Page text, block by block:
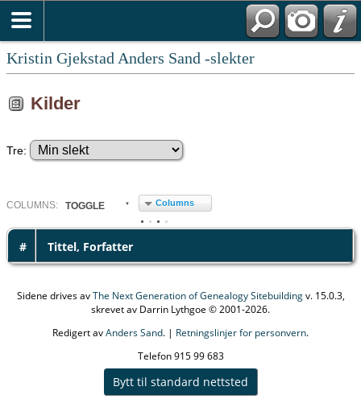
Kristin Gjekstad Anders Sand -slekter
Kilder
Tre:
COLUMN S: TOGGLE Columns
# Tittel, Forfatter
Sidene drives avThe Next Generation of Genealogy Sitebuildingv. 15.0.3,
skrevet av Darrin Lythgoe © 2001-2026.
Redigert avAnders Sand. | Retningslinjer for personvern.
Telefon 915 99 683
Bytt til standard nettsted